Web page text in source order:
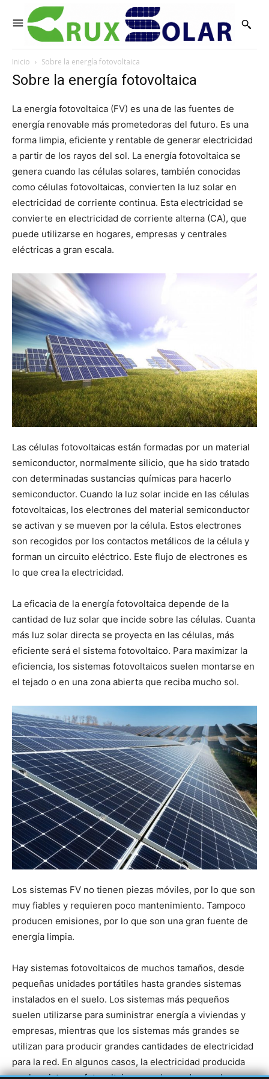
Inicio Sobre la energía fotovoltaica
Sobre la energía fotovoltaica
La energía fotovoltaica (FV) es una de las fuentes de
energía renovable más prometedoras del futuro. Es una
forma limpia, eficiente y rentable de generar electricidad
a partir de los rayos del sol. La energía fotovoltaica se
genera cuando las células solares, también conocidas
como células fotovoltaicas, convierten la luz solar en
electricidad de corriente continua. Esta electricidad se
convierte en electricidad de corriente alterna (CA), que
puede utilizarse en hogares, empresas y centrales
eléctricas a gran escala.
Las células fotovoltaicas están formadas por un material
semiconductor, normalmente silicio, que ha sido tratado
con determinadas sustancias químicas para hacerlo
semiconductor. Cuando la luz solar incide en las células
fotovoltaicas, los electrones del material semiconductor
se activan y se mueven por la célula. Estos electrones
son recogidos por los contactos metálicos de la célula y
forman un circuito eléctrico. Este flujo de electrones es
lo que crea la electricidad.
La eficacia de la energía fotovoltaica depende de la
cantidad de luz solar que incide sobre las células. Cuanta
más luz solar directa se proyecta en las células, más
eficiente será el sistema fotovoltaico. Para maximizar la
eficiencia, los sistemas fotovoltaicos suelen montarse en
el tejado o en una zona abierta que reciba mucho sol.
Los sistemas FV no tienen piezas móviles, por lo que son
muy fiables y requieren poco mantenimiento. Tampoco
producen emisiones, por lo que son una gran fuente de
energía limpia.
Hay sistemas fotovoltaicos de muchos tamaños, desde
pequeñas unidades portátiles hasta grandes sistemas
instalados en el suelo. Los sistemas más pequeños
suelen utilizarse para suministrar energía a viviendas y
empresas, mientras que los sistemas más grandes se
utilizan para producir grandes cantidades de electricidad
para la red. En algunos casos, la electricidad producida